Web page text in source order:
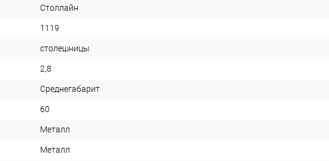
Столлайн
1119
столешницы
2,8
Среднегабарит
60
Металл
Металл